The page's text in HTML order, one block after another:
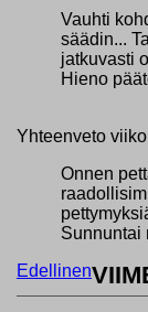
Vauhti
säädin...
jatkuvasti
Hieno
Yhteenveto
Onnen
Sunnuntai
Edellinen